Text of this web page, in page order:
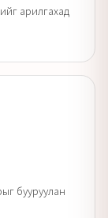
арилгахад
бууруулан